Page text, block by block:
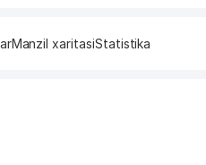
Manzil xaritasiStatistika